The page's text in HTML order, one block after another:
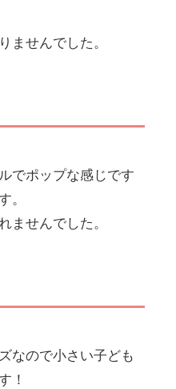
ませんでした。
でポップな感じです
。
ませんでした。
なので小さい子ども
！